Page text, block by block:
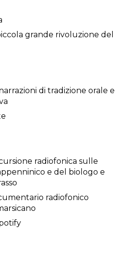
grande rivoluzione del
di tradizione orale e
radiofonica sulle
e del biologo e
radiofonico